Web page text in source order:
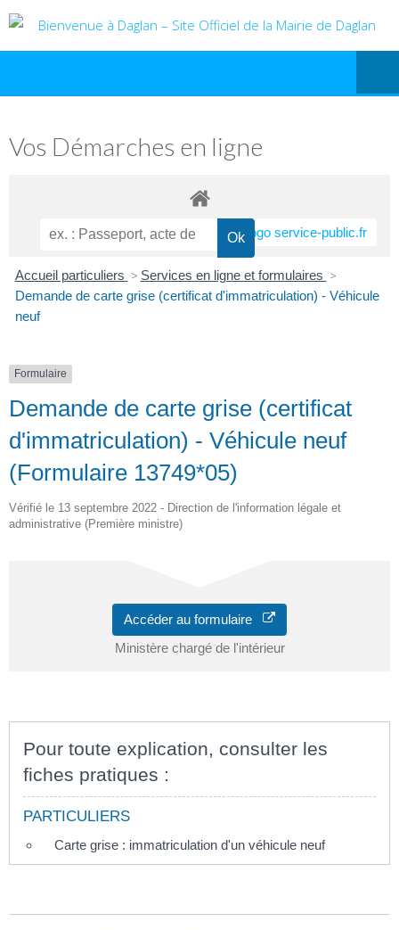
Vos Démarches en ligne
Accueil particuliers > Services en ligne et formulaires >
Demande de carte grise (certificat d'immatriculation) - Véhicule
neuf
Formulaire
Demande de carte grise (certificat
d'immatriculation) - Véhicule neuf
(Formulaire 13749*05)
Vérifié le 13 septembre 2022 - Direction de l'information légale et
administrative (Première ministre)
Accéder au formulaire
Ministère chargé de l'intérieur
Pour toute explication, consulter les
fiches pratiques :
PARTICULIERS
Carte grise : immatriculation d'un véhicule neuf